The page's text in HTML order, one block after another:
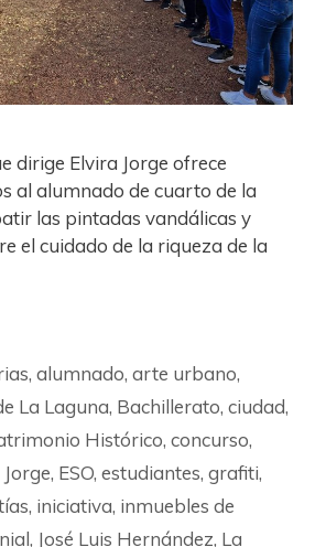
dirige Elvira Jorge ofrece
al alumnado de cuarto de la
las pintadas vandálicas y
el cuidado de la riqueza de la
,alumnado,arte urbano,
La Laguna, Bachillerato, ciudad,
Histórico, concurso,
, ESO, estudiantes, grafiti,
, iniciativa, inmuebles de
, José Luis Hernández, La